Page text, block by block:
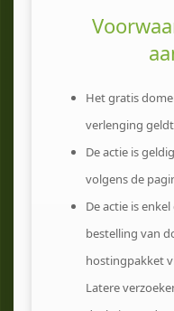
Het gratis
verlenging
De actie is
volgens de
De actie is
bestelling van
hostingpakket
Latere